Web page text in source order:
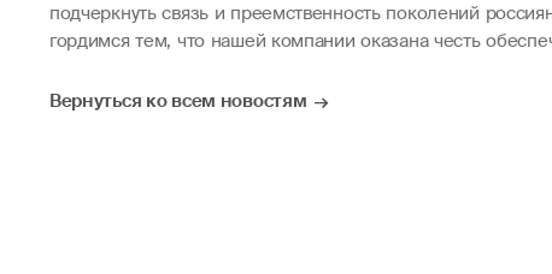
подчеркнуть связь и преемственность поколений
гордимся тем, что нашей компании оказана честь
Вернуться ко всем новостям